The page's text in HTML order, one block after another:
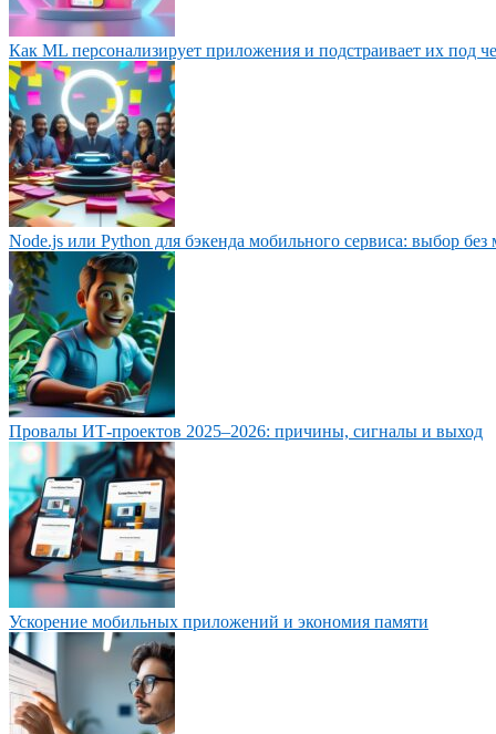
Как ML персонализирует приложения и подстраивает их под
Node.js или Python для бэкенда мобильного сервиса: выбор без
Провалы ИТ‑проектов 2025–2026: причины, сигналы и выход
Ускорение мобильных приложений и экономия памяти